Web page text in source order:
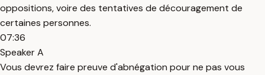
oppositions, voire des tentatives de découragement de
certaines personnes.
07:36
Speaker A
Vous devrez faire preuve d'abnégation pour ne pas vous